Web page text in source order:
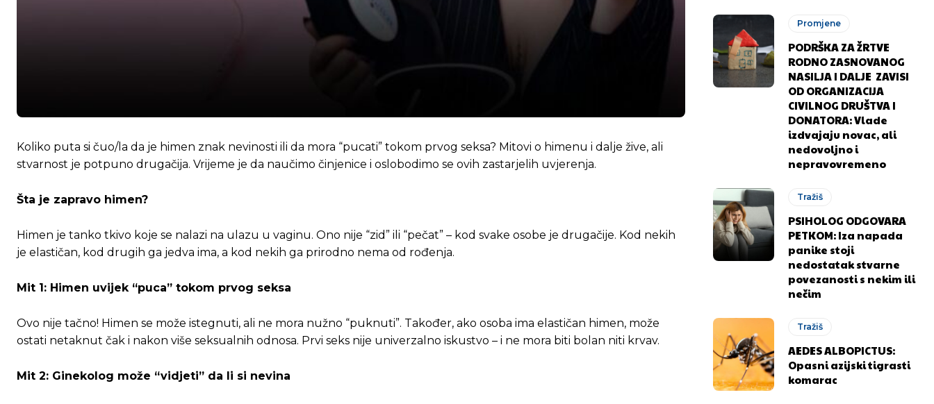
Koliko puta si čuo/la da je himen znak nevinosti ili da mora “pucati” tokom prvog seksa? Mitovi o himenu i dalje žive, ali
stvarnost je potpuno drugačija. Vrijeme je da naučimo činjenice i oslobodimo se ovih zastarjelih uvjerenja.
Šta je zapravo himen?
Himen je tanko tkivo koje se nalazi na ulazu u vaginu. Ono nije “zid” ili “pečat” – kod svake osobe je drugačije. Kod nekih
je elastičan, kod drugih ga jedva ima, a kod nekih ga prirodno nema od rođenja.
Mit 1: Himen uvijek “puca” tokom prvog seksa
Ovo nije tačno! Himen se može istegnuti, ali ne mora nužno “puknuti”. Također, ako osoba ima elastičan himen, može
ostati netaknut čak i nakon više seksualnih odnosa. Prvi seks nije univerzalno iskustvo – i ne mora biti bolan niti krvav.
Mit 2: Ginekolog može “vidjeti” da li si nevina
Promjene
PODRŠKA ZA ŽRTVE
RODNO ZASNOVANOG
NASILJA I DALJE ZAVISI
OD ORGANIZACIJA
CIVILNOG DRUŠTVA I
DONATORA: Vlade
izdvajaju novac, ali
nedovoljno i
nepravovremeno
Tražiš
PSIHOLOG ODGOVARA
PETKOM: Iza napada
panike stoji
nedostatak stvarne
povezanosti s nekim ili
nečim
Tražiš
AEDES ALBOPICTUS:
Opasni azijski tigrasti
komarac